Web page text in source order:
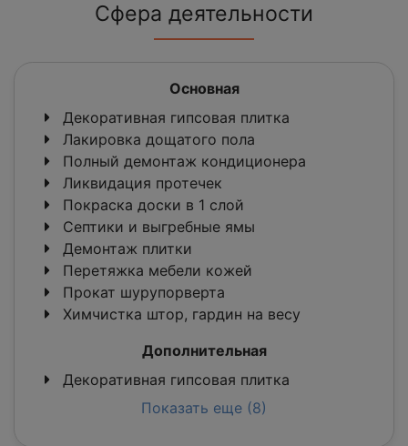
Сфера деятельности
Основная
Декоративная гипсовая плитка
Лакировка дощатого пола
Полный демонтаж кондиционера
Ликвидация протечек
Покраска доски в 1 слой
Септики и выгребные ямы
Демонтаж плитки
Перетяжка мебели кожей
Прокат шурупорверта
Химчистка штор, гардин на весу
Дополнительная
Декоративная гипсовая плитка
Показать еще (8)